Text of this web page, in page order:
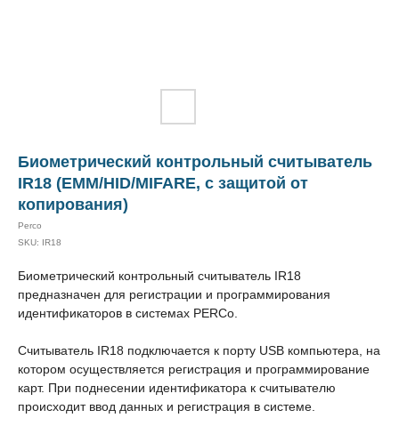
Биометрический контрольный считыватель
IR18 (EMM/HID/MIFARE, с защитой от
копирования)
Perco
SKU: IR18
Биометрический контрольный считыватель IR18
предназначен для регистрации и программирования
идентификаторов в системах PERCo.
Cчитыватель IR18 подключается к порту USB компьютера, на
котором осуществляется регистрация и программирование
карт. При поднесении идентификатора к считывателю
происходит ввод данных и регистрация в системе.